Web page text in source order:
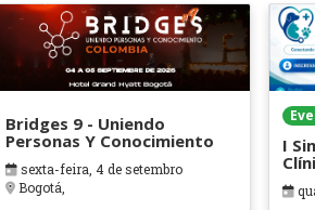
Bridges 9 - Uniendo
Personas Y Conocimiento
sexta-feira, 4 de setembro
Bogotá,
I